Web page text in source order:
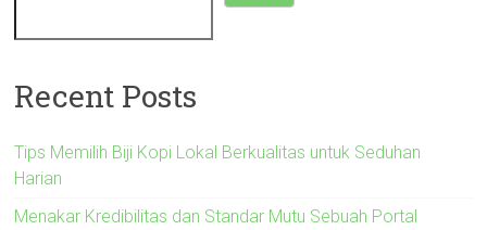
Recent Posts
Tips Memilih Biji Kopi Lokal Berkualitas untuk Seduhan
Harian
Menakar Kredibilitas dan Standar Mutu Sebuah Portal